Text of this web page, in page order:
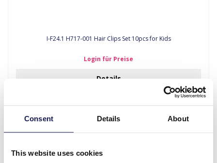
Consent Details About
This website uses cookies
I-F24.1 H717-001 Hair Clips Set 10pcs for Kids
Login für Preise
Details